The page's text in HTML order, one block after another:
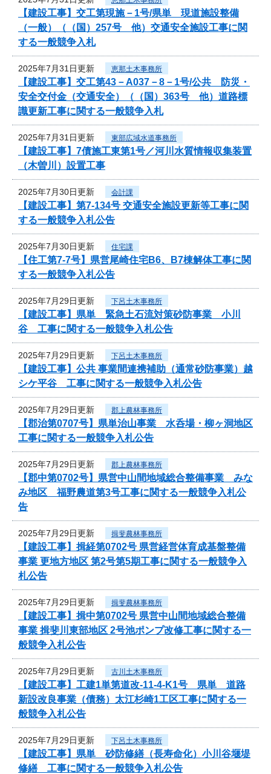
【建設工事】交工第現施－1号/県単 現道施設整備
（一般）（（国）257号 他）交通安全施設工事に関
する一般競争入札
2025年7月31日更新 恵那土木事務所
【建設工事】交工第43－A037－8－1号/公共 防災・
安全交付金（交通安全）（（国）363号 他）道路標
識更新工事に関する一般競争入札
2025年7月31日更新 東部広域水道事務所
【建設工事】7債施工東第1号／河川水質情報収集装置
（木曽川）設置工事
2025年7月30日更新 会計課
【建設工事】第7-134号 交通安全施設更新等工事に関
する一般競争入札公告
2025年7月30日更新 住宅課
【住工第7-7号】県営尾崎住宅B6、B7棟解体工事に関
する一般競争入札公告
2025年7月29日更新 下呂土木事務所
【建設工事】県単 緊急土石流対策砂防事業 小川
谷 工事に関する一般競争入札公告
2025年7月29日更新 下呂土木事務所
【建設工事】公共 事業間連携補助（通常砂防事業）越
シケ平谷 工事に関する一般競争入札公告
2025年7月29日更新 郡上農林事務所
【郡治第0707号】県単治山事業 水呑場・柳ヶ洞地区
工事に関する一般競争入札公告
2025年7月29日更新 郡上農林事務所
【郡中第0702号】県営中山間地域総合整備事業 みな
み地区 福野農道第3号工事に関する一般競争入札公
告
2025年7月29日更新 揖斐農林事務所
【建設工事】揖経第0702号 県営経営体育成基盤整備
事業 更地方地区 第2号第5期工事に関する一般競争入
札公告
2025年7月29日更新 揖斐農林事務所
【建設工事】揖中第0702号 県営中山間地域総合整備
事業 揖斐川東部地区 2号池ポンプ改修工事に関する一
般競争入札公告
2025年7月29日更新 古川土木事務所
【建設工事】工建1単第道改-11-4-K1号 県単 道路
新設改良事業（債務）太江杉崎1工区工事に関する一
般競争入札公告
2025年7月29日更新 下呂土木事務所
【建設工事】県単 砂防修繕（長寿命化）小川谷堰堤
修繕 工事に関する一般競争入札公告